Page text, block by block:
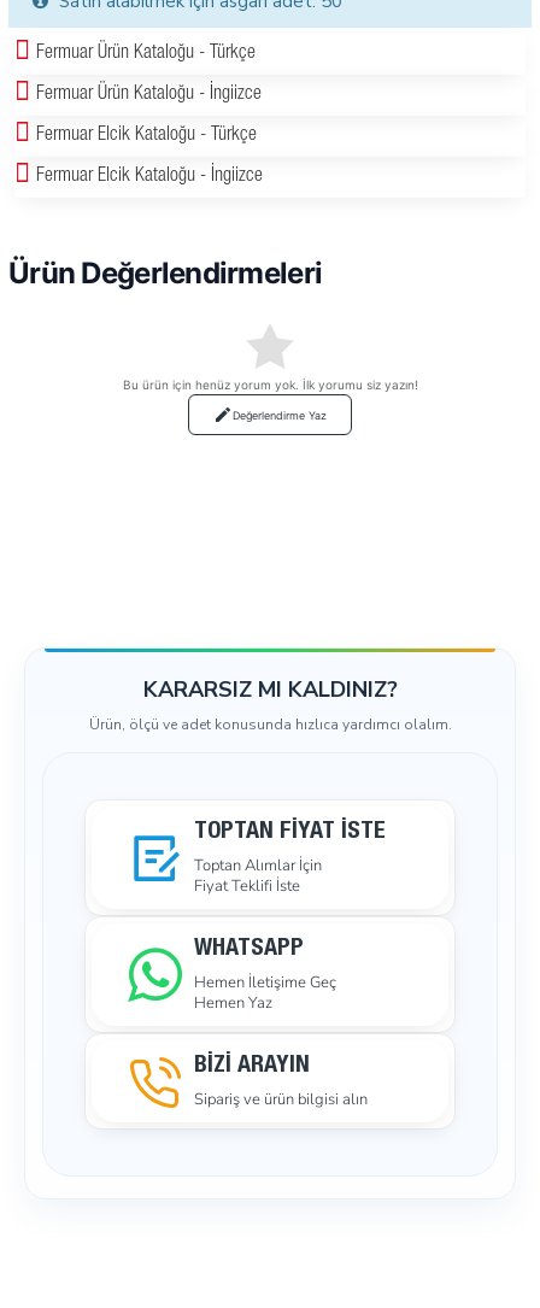
Fermuar Ürün Kataloğu - Türkçe
Fermuar Ürün Kataloğu - İngiizce
Fermuar Elcik Kataloğu - Türkçe
Fermuar Elcik Kataloğu - İngiizce
Ürün Değerlendirmeleri
Bu ürün için henüz yorum yok. İlk yorumu siz yazın!
Değerlendirme Yaz
KARARSIZ MI KALDINIZ?
Ürün, ölçü ve adet konusunda hızlıca yardımcı olalım.
TOPTAN FIYAT İSTE
Toptan Alımlar İçin
Fiyat Teklifi İste
WHATSAPP
Hemen İletişime Geç
Hemen Yaz
BİZİ ARAYIN
Sipariş ve ürün bilgisi alın